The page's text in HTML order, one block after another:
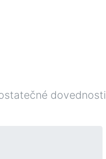
dovednosti